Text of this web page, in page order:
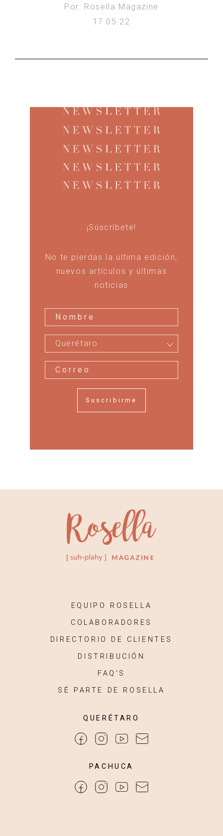
Por: Rosella Magazine
17.05.22
¡Súscríbete!
No te pierdas la última edición,
nuevos artículos y últimas
noticias
Querétaro
Suscribirme
EQUIPO ROSELLA
COLABORADORES
DIRECTORIO DE CLIENTES
DISTRIBUCIÓN
FAQ’S
SÉ PARTE DE ROSELLA
QUERÉTARO
PACHUCA